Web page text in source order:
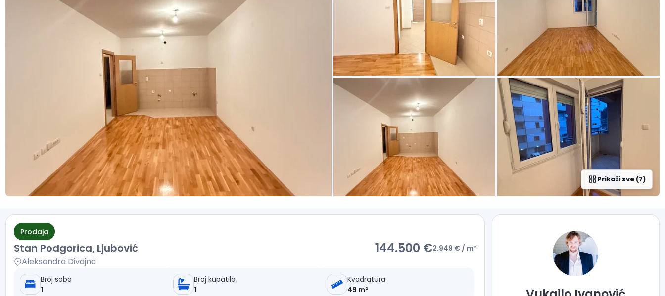
Prikaži sve(7)
Prodaja
Stan Podgorica, Ljubović
Aleksandra Divajna
144.500 €2.949 € / m²
Broj soba
1
Broj kupatila
1
Kvadratura
49 m²